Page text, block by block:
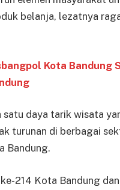
belanja, lezatnya
Kota Bandung
daya tarik wisata
turunan di berbagai
Bandung.
214 Kota Bandung